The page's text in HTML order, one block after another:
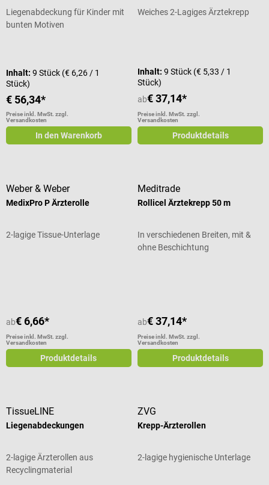
Liegenabdeckung für Kinder mit
bunten Motiven
Inhalt: 9 Stück (€ 6,26 / 1
Stück)
€ 56,34*
Preise inkl. MwSt. zzgl.
Versandkosten
In den Warenkorb
Weiches 2-Lagiges Ärztekrepp
Inhalt:9 Stück (€ 5,33 / 1
Stück)
ab€ 37,14*
Preise inkl. MwSt. zzgl.
Versandkosten
Produktdetails
Weber & Weber
MedixPro P Ärzterolle
2-lagige Tissue-Unterlage
ab€ 6,66*
Preise inkl. MwSt. zzgl.
Versandkosten
Produktdetails
Meditrade
Rollicel Ärztekrepp 50 m
In verschiedenen Breiten, mit &
ohne Beschichtung
ab€ 37,14*
Preise inkl. MwSt. zzgl.
Versandkosten
Produktdetails
TissueLINE
Liegenabdeckungen
2-lagige Ärzterollen aus
Recyclingmaterial
ZVG
Krepp-Ärzterollen
2-lagige hygienische Unterlage